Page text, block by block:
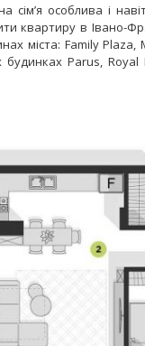
сім’я особлива і
квартиру в Івано-
міста: Family
Parus,